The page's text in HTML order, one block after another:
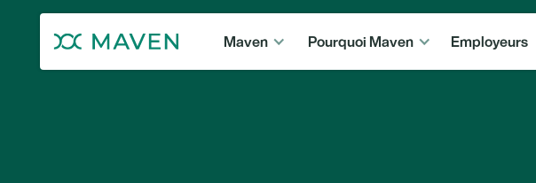
Maven Pourquoi Maven Employeurs